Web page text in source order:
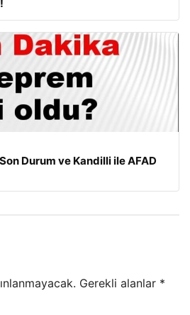
Durum ve Kandilli ile AFAD
Gerekli alanlar *